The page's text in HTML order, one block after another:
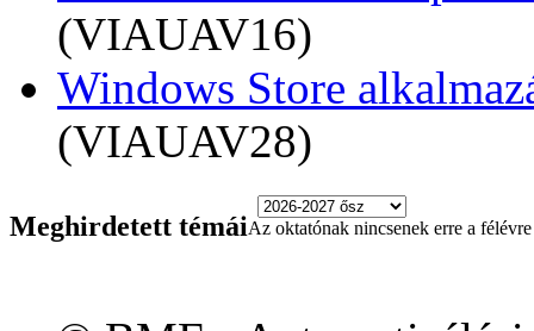
(VIAUAV16)
Windows Store
(VIAUAV28)
Meghirdetett témáiAz oktatónak nincsenek erre a